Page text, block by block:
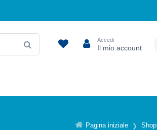
Accedi
Il mio account
Pagina iniziale Shop